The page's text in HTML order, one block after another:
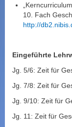
10. Fach
http://
Eingeführte
Jg. 5/6: Zeit für
Jg. 7/8: Zeit für
Jg. 9/10: Zeit für
Jg. 11: Zeit für